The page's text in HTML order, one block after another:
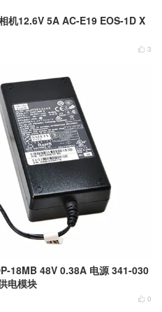
机12.6V 5A AC-E19 EOS-1D X
 3
电模块
 0